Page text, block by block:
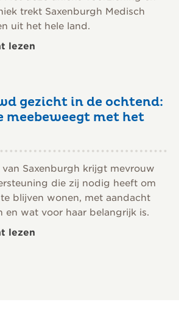
trekt Saxenburgh Medisch
uit het hele land.
lezen
gezicht in de ochtend:
meebeweegt met het
Saxenburgh krijgt mevrouw
die zij nodig heeft om
blijven wonen, met aandacht
en wat voor haar belangrijk is.
lezen